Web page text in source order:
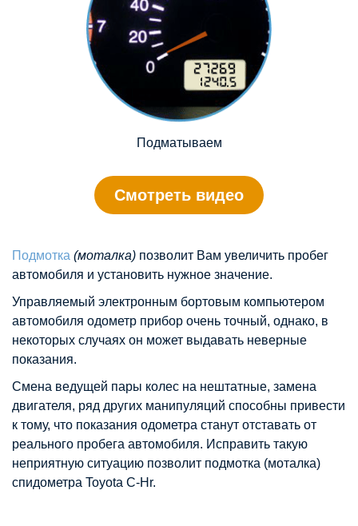
Подматываем
Смотреть видео
Подмотка (моталка) позволит Вам увеличить пробег
автомобиля и установить нужное значение.
Управляемый электронным бортовым компьютером
автомобиля одометр прибор очень точный, однако, в
некоторых случаях он может выдавать неверные
показания.
Смена ведущей пары колес на нештатные, замена
двигателя, ряд других манипуляций способны привести
к тому, что показания одометра станут отставать от
реального пробега автомобиля. Исправить такую
неприятную ситуацию позволит подмотка (моталка)
спидометра Toyota C-Hr.